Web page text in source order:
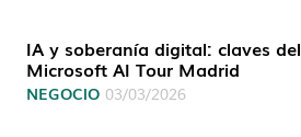
IA y soberanía digital: claves del
Microsoft AI Tour Madrid
NEGOCIO 03/03/2026